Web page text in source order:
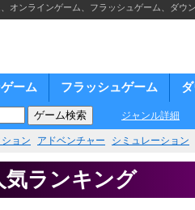
オンラインゲーム、フラッシュゲーム、ダウ
ーム フラッシュゲーム
ジャンル詳細
ョン アドベンチャー シミュレーション
気ランキング